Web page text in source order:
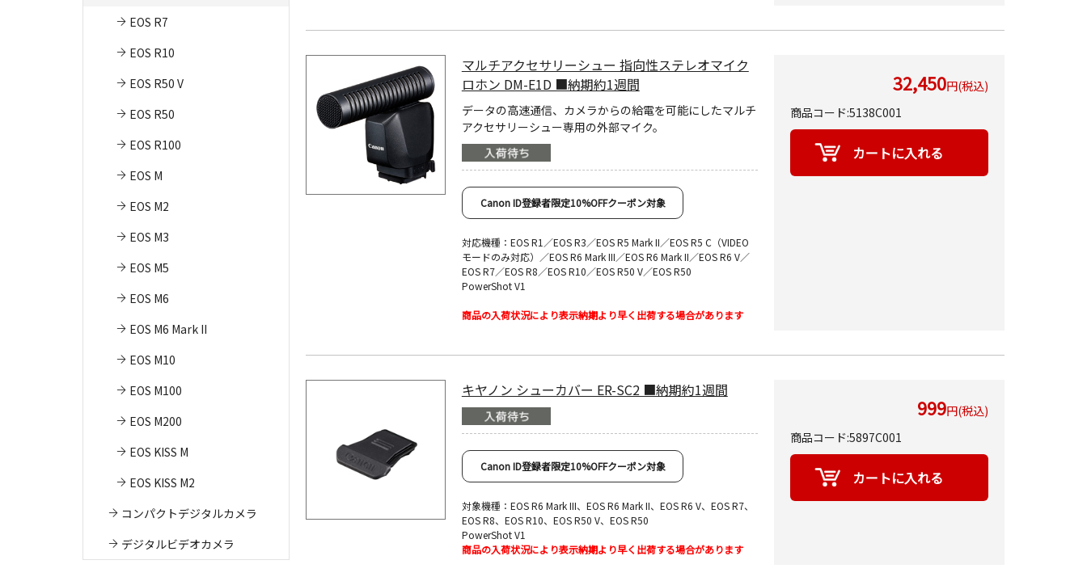
EOS R7
EOS R10
EOS R50 V
EOS R50
EOS R100
EOS M
EOS M2
EOS M3
EOS M5
EOS M6
EOS M6 Mark II
EOS M10
EOS M100
EOS M200
EOS KISS M
EOS KISS M2
コンパクトデジタルカメラ
デジタルビデオカメラ
マルチアクセサリーシュー 指向性ステレオマイク
ロホン DM-E1D ■納期約1週間
データの高速通信、カメラからの給電を可能にしたマルチ
アクセサリーシュー専用の外部マイク。
Canon ID登録者限定10%OFFクーポン対象
対応機種：EOS R1／EOS R3／EOS R5 Mark II／EOS R5 C（VIDEO
モードのみ対応）／EOS R6 Mark III／EOS R6 Mark II／EOS R6 V／
EOS R7／EOS R8／EOS R10／EOS R50 V／EOS R50
PowerShot V1
商品の入荷状況により表示納期より早く出荷する場合があります
32,450円(税込)
商品コード:5138C001
キヤノン シューカバー ER-SC2 ■納期約1週間
Canon ID登録者限定10%OFFクーポン対象
対象機種：EOS R6 Mark III、EOS R6 Mark II、EOS R6 V、EOS R7、
EOS R8、EOS R10、EOS R50 V、EOS R50
PowerShot V1
商品の入荷状況により表示納期より早く出荷する場合があります
999円(税込)
商品コード:5897C001